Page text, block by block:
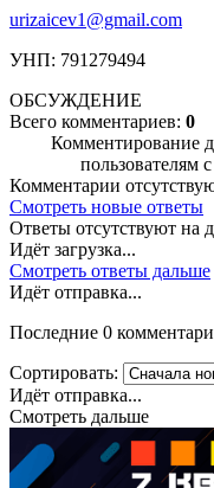
urizaicev1@gmail.com
УНП: 791279494
ОБСУЖДЕНИЕ
Всего комментариев: 0
Комментирование
пользователям
Комментарии
Смотреть новые ответы
Ответы отсутствуют на
Идёт загрузка...
Смотреть ответы дальше
Идёт отправка...
Последние 0
Сортировать:
Идёт отправка...
Смотреть дальше